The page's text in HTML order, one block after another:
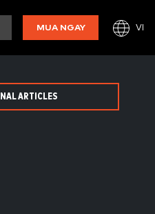
MUA NGAY VI
ARTICLES